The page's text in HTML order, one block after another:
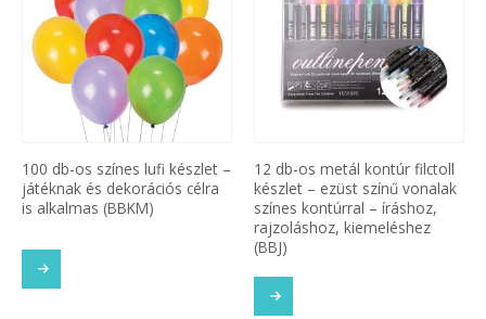
100 db-os színes lufi készlet –
játéknak és dekorációs célra
is alkalmas (BBKM)
12 db-os metál kontúr filctoll
készlet – ezüst színű vonalak
színes kontúrral – íráshoz,
rajzoláshoz, kiemeléshez
(BBJ)